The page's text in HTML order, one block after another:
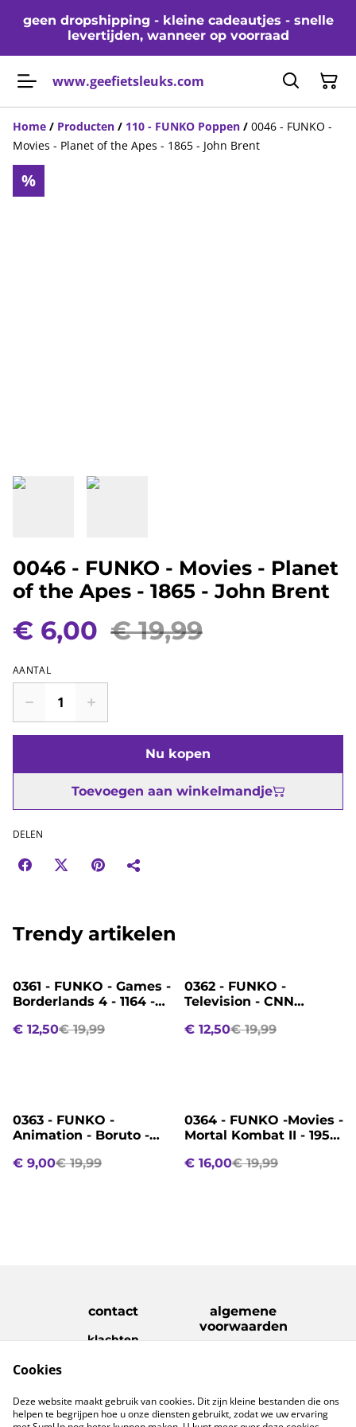
geen dropshipping - kleine cadeautjes - snelle
levertijden, wanneer op voorraad
www.geefietsleuks.com
Home / Producten / 110 - FUNKO Poppen / 0046 - FUNKO -
Movies - Planet of the Apes - 1865 - John Brent
%
0046 - FUNKO - Movies - Planet
of the Apes - 1865 - John Brent
€ 6,00 € 19,99
AANTAL
Nu kopen
Toevoegen aan winkelmandje
DELEN
Trendy artikelen
%
0361 - FUNKO - Games -
Borderlands 4 - 1164 -
€ 12,50€ 19,99
%
0362 - FUNKO -
Television - CNN
Cake
€ 12,50€ 19,99
%
0363 - FUNKO -
Animation - Boruto -
€ 9,00€ 19,99
%
0364 - FUNKO -Movies -
Mortal Kombat II - 1958
€ 16,00€ 19,99
contact
klachten
algemene
voorwaarden
verzenden &
retouren
Cookies
Deze website maakt gebruik van cookies. Dit zijn kleine bestanden die ons
helpen te begrijpen hoe u onze diensten gebruikt, zodat we uw ervaring